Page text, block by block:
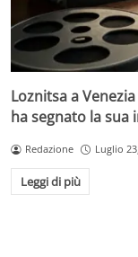
Loznitsa a
ha segnato la sua
Redazione Luglio
Leggi di più